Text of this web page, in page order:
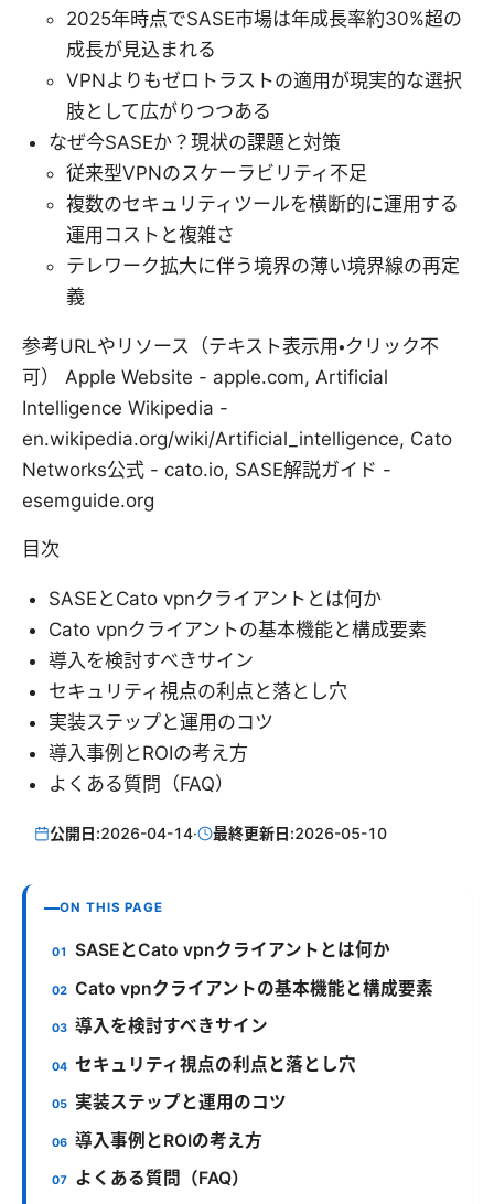
2025年時点でSASE市場は年成長率約30%超の
成長が見込まれる
VPNよりもゼロトラストの適用が現実的な選択
肢として広がりつつある
なぜ今SASEか？現状の課題と対策
従来型VPNのスケーラビリティ不足
複数のセキュリティツールを横断的に運用する
運用コストと複雑さ
テレワーク拡大に伴う境界の薄い境界線の再定
義
参考URLやリソース（テキスト表示用・クリック不
可） Apple Website - apple.com, Artificial
Intelligence Wikipedia -
en.wikipedia.org/wiki/Artificial_intelligence, Cato
Networks公式 - cato.io, SASE解説ガイド -
esemguide.org
目次
SASEとCato vpnクライアントとは何か
Cato vpnクライアントの基本機能と構成要素
導入を検討すべきサイン
セキュリティ視点の利点と落とし穴
実装ステップと運用のコツ
導入事例とROIの考え方
よくある質問（FAQ）
公開日:2026-04-14· 最終更新日:2026-05-10
ON THIS PAGE
SASEとCato vpnクライアントとは何か
Cato vpnクライアントの基本機能と構成要素
導入を検討すべきサイン
セキュリティ視点の利点と落とし穴
実装ステップと運用のコツ
導入事例とROIの考え方
よくある質問（FAQ）